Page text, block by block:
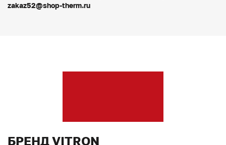
zakaz52@shop-therm.ru
БРЕНД VITRON